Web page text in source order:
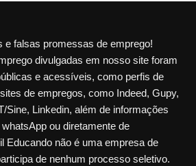
e falsas promessas de emprego!
divulgadas em nosso site foram
e acessíveis, como perfis de
de empregos, como Indeed, Gupy,
Sine, Linkedin, além de informações
ou diretamente de
Educando não é uma empresa de
de nenhum processo seletivo.